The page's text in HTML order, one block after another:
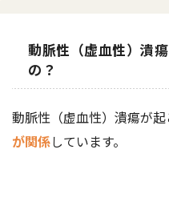
動脈性（虚血性）潰
の？
動脈性（虚血性）潰瘍が
が関係しています。